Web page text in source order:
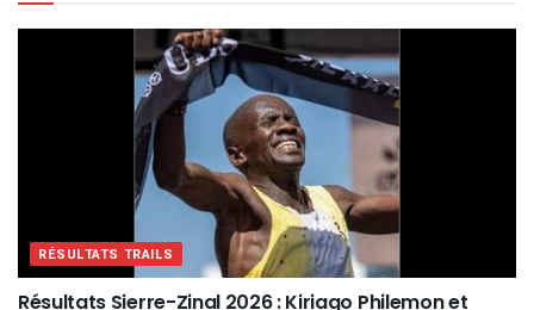
RÉSULTATS TRAILS
Résultats Sierre-Zinal 2026 : Kiriago Philemon et